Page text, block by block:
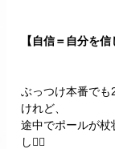
【自信＝自分を信
ぶっつけ本番で
けれど、
途中でポールが杖
し🙅‍♀️